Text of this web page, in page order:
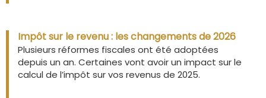
Impôt sur le revenu : les changements de 2026
Plusieurs réformes fiscales ont été adoptées
depuis un an. Certaines vont avoir un impact sur le
calcul de l’impôt sur vos revenus de 2025.